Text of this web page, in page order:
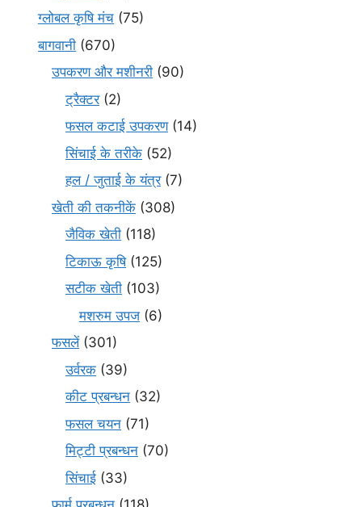
ग्लोबल कृषि मंच (75)
बागवानी (670)
उपकरण और मशीनरी (90)
ट्रैक्टर(2)
फसल कटाई उपकरण(14)
सिंचाई के तरीके (52)
हल / जुताई के यंत्र(7)
खेती की तकनीकें (308)
जैविक खेती (118)
टिकाऊ कृषि(125)
सटीक खेती (103)
मशरुम उपज (6)
फसलें(301)
उर्वरक (39)
कीट प्रबन्धन (32)
फसल चयन (71)
मि‌ट्टी प्रबन्धन (70)
सिंचाई (33)